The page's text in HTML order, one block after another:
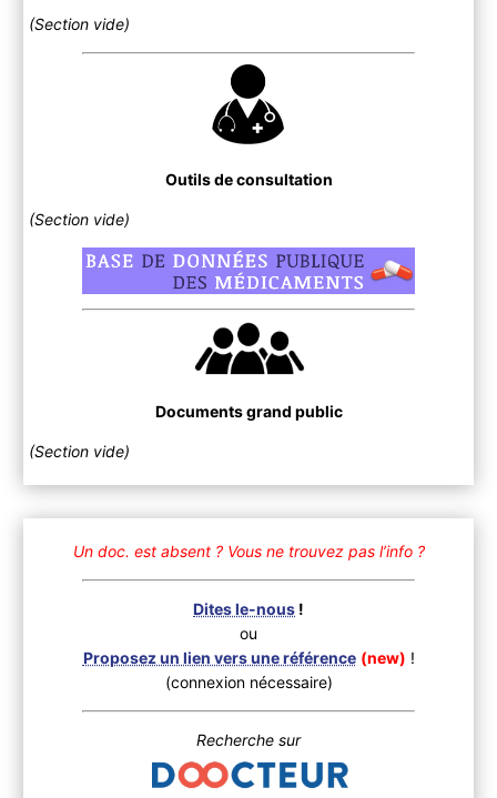
(Section vide)
Outils de consultation
(Section vide)
Documents grand public
(Section vide)
Un doc. est absent ? Vous ne trouvez pas l’info ?
Dites le-nous !
ou
Proposez un lien vers une référence (new) !
(connexion nécessaire)
Recherche sur